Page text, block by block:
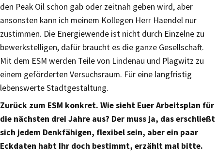
den Peak Oil schon gab oder zeitnah geben wird, aber
ansonsten kann ich meinem Kollegen Herr Haendel nur
zustimmen. Die Energiewende ist nicht durch Einzelne zu
bewerkstelligen, dafür braucht es die ganze Gesellschaft.
Mit dem ESM werden Teile von Lindenau und Plagwitz zu
einem geförderten Versuchsraum. Für eine langfristig
lebenswerte Stadtgestaltung.
Zurück zum ESM konkret. Wie sieht Euer Arbeitsplan für
die nächsten drei Jahre aus? Der muss ja, das erschließt
sich jedem Denkfähigen, flexibel sein, aber ein paar
Eckdaten habt Ihr doch bestimmt, erzählt mal bitte.